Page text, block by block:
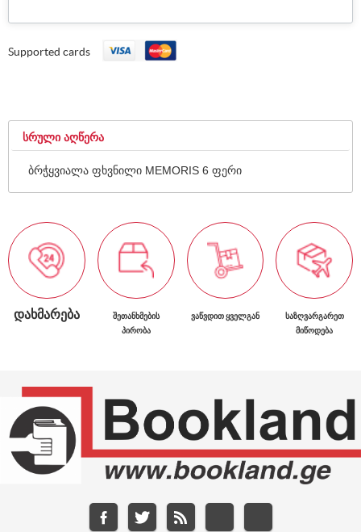
Supported cards
ᲡᲠᲣᲚᲘ ᲐᲦᲬᲔᲠᲐ
ბრჭყვიალა ფხვნილი MEMORIS 6 ფერი
ᲓᲐᲮᲛᲐᲠᲔᲑᲐ
ᲨᲔᲗᲐᲜᲮᲛᲔᲑᲘᲡ
ᲞᲘᲠᲝᲑᲐ
ᲕᲐᲬᲕᲓᲘᲗ ᲧᲕᲔᲚᲒᲐᲜ
ᲡᲐᲖᲦᲕᲐᲠᲒᲐᲠᲔᲗ
ᲛᲘᲬᲝᲓᲔᲑᲐ